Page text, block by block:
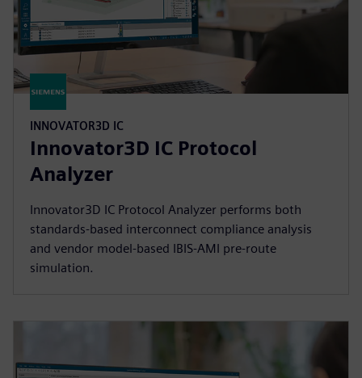
INNOVATOR3D IC
Innovator3D IC Protocol
Analyzer
Innovator3D IC Protocol Analyzer performs both
standards-based interconnect compliance analysis
and vendor model-based IBIS-AMI pre-route
simulation.